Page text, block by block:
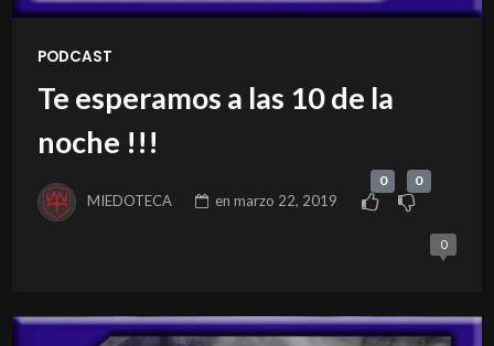
PODCAST
Te esperamos a las 10 de la
noche !!!
MIEDOTECA enmarzo 22, 2019
0 0
0